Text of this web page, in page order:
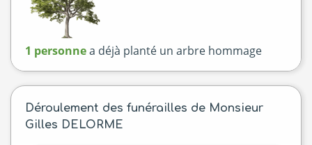
1 personnea déjà planté un arbre hommage
Déroulement des funérailles de Monsieur
Gilles DELORME